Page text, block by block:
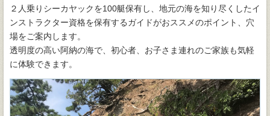
２人乗りシーカヤックを100艇保有し、地元の海を知り尽くしたイ
ンストラクター資格を保有するガイドがおススメのポイント、穴
場をご案内します。
透明度の高い阿納の海で、初心者、お子さま連れのご家族も気軽
に体験できます。